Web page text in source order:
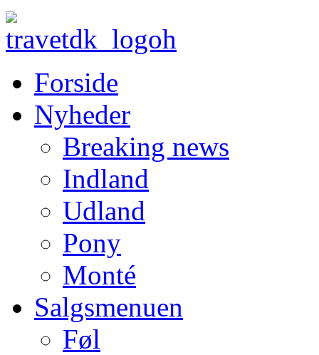
Forside
Nyheder
Breaking news
Indland
Udland
Pony
Monté
Salgsmenuen
Føl